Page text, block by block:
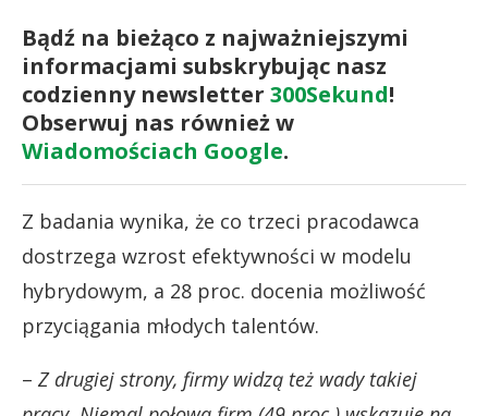
Bądź na bieżąco z najważniejszymi
informacjami subskrybując nasz
codzienny newsletter 300Sekund!
Obserwuj nas również w
Wiadomościach Google.
Z badania wynika, że co trzeci pracodawca
dostrzega wzrost efektywności w modelu
hybrydowym, a 28 proc. docenia możliwość
przyciągania młodych talentów.
– Z drugiej strony, firmy widzą też wady takiej